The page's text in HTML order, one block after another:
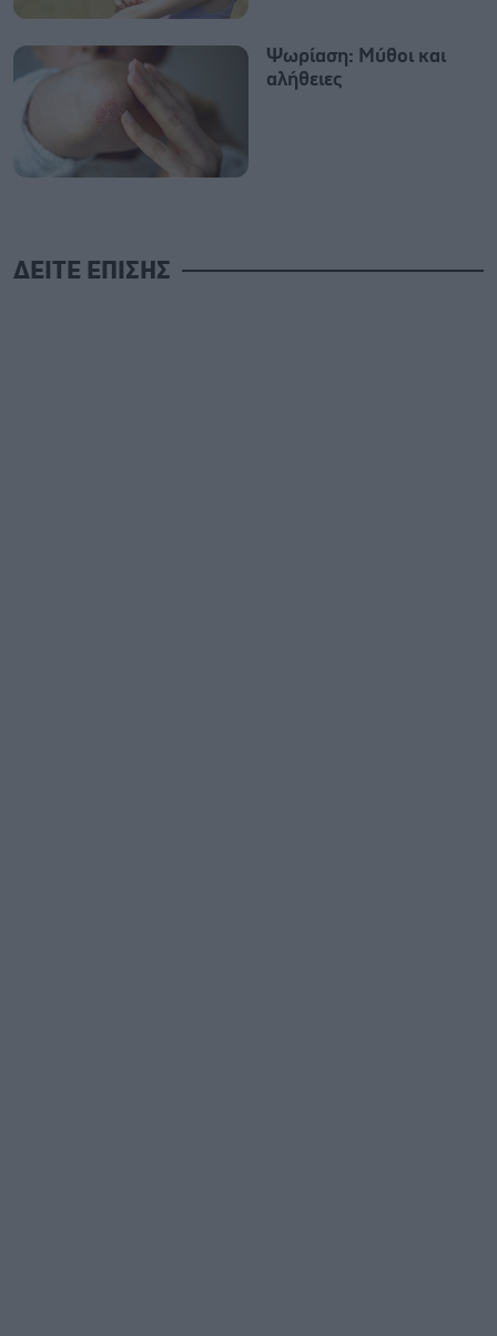
Ψωρίαση: Μύθοι και
αλήθειες
ΔΕΙΤΕ ΕΠΙΣΗΣ